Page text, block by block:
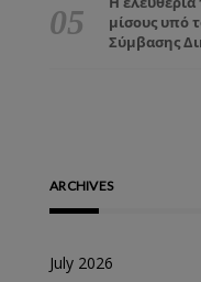
μίσους υπό
Σύμβασης
ARCHIVES
July 2026